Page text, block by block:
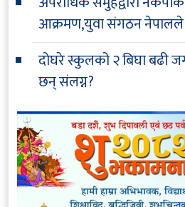
आक्रमण,युवा संगठन नेपालले
दोघरे स्कुलको २ बिघा बढी
छन् संलग्न?